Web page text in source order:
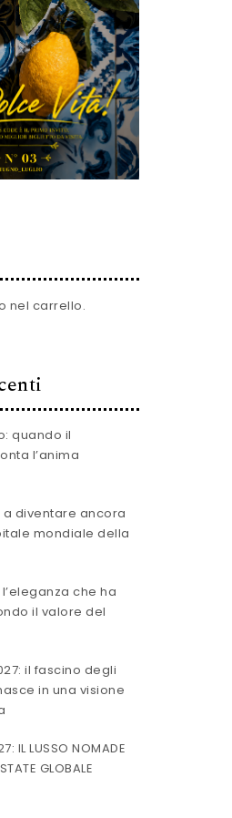
nel carrello.
quando il
l’anima
diventare ancora
mondiale della
che ha
il valore del
il fascino degli
in una visione
IL LUSSO NOMADE
GLOBALE